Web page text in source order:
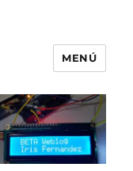
MENÚ